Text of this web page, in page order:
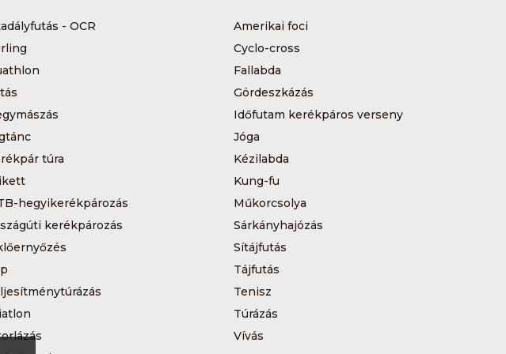
- OCR
Amerikai foci
Cyclo-cross
Fallabda
Gördeszkázás
Időfutam kerékpáros verseny
Jóga
túra
Kézilabda
Kung-fu
hegyikerékpározás
Műkorcsolya
kerékpározás
Sárkányhajózás
Sítájfutás
Tájfutás
Tenisz
Túrázás
Vívás